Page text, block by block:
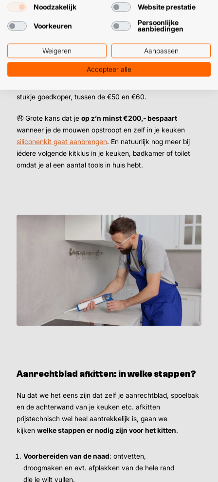
verschillen per (web)winkel waar je bestelt.
Bij Tackmasters ben je verzekerd van professionele
prijzen. Bestel je daarom je complete uitrusting voor het
afkitten in de keuken, dan ben je lekker voordelig uit. Dat
houdt in: inclusief btw tussen de €60,- en €70 euro.
stukje goedkoper, tussen de €50 en €60.
🤑 Grote kans dat je op z’n minst €200,- bespaart
wanneer je de mouwen opstroopt en zelf in je keuken
siliconenkit gaat aanbrengen. En natuurlijk nog meer bij
iédere volgende kitklus in je keuken, badkamer of toilet
omdat je al een aantal tools in huis hebt.
Aanrechtblad afkitten: in welke stappen?
Nu dat we het eens zijn dat zelf je aanrechtblad, spoelbak
en de achterwand van je keuken etc. afkitten
prijstechnisch wel heel aantrekkelijk is, gaan we
kijken welke stappen er nodig zijn voor het kitten.
Voorbereiden van de naad: ontvetten,
droogmaken en evt. afplakken van de hele rand
die je wilt vullen.
Noodzakelijk Website prestatie
Voorkeuren
Persoonlijke
aanbiedingen
Weigeren Aanpassen
Accepteer alle